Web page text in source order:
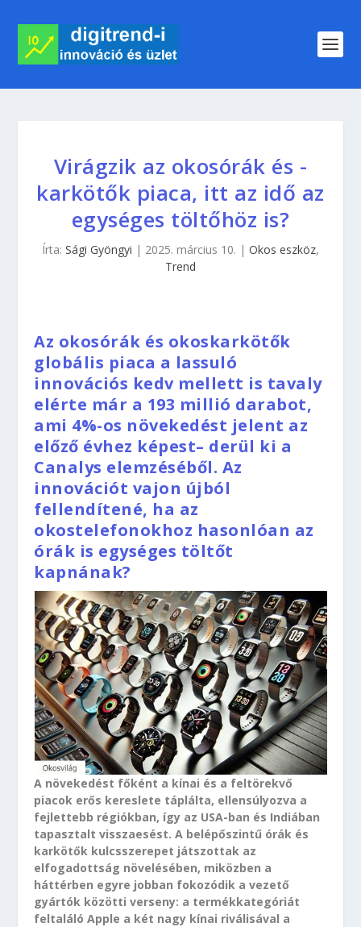
Virágzik az okosórák és -
karkötők piaca, itt az idő az
egységes töltőhöz is?
Írta: Sági Gyöngyi | 2025. március 10. | Okos eszköz,
Trend
Az okosórák és okoskarkötők
globális piaca a lassuló
innovációs kedv mellett is tavaly
elérte már a 193 millió darabot,
ami 4%-os növekedést jelent az
előző évhez képest– derül ki a
Canalys elemzéséből. Az
innovációt vajon újból
fellendítené, ha az
okostelefonokhoz hasonlóan az
órák is egységes töltőt
kapnának?
A növekedést főként a kínai és a feltörekvő
piacok erős kereslete táplálta, ellensúlyozva a
fejlettebb régiókban, így az USA-ban és Indiában
tapasztalt visszaesést. A belépőszintű órák és
karkötők kulcsszerepet játszottak az
elfogadottság növelésében, miközben a
háttérben egyre jobban fokozódik a vezető
gyártók közötti verseny: a termékkategóriát
feltaláló Apple a két nagy kínai riválisával a